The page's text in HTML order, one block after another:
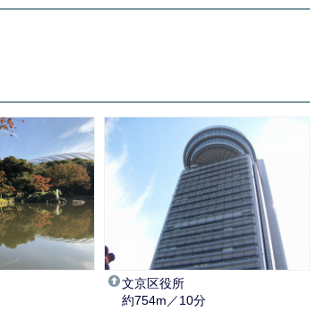
文京区役所
約754m／10分